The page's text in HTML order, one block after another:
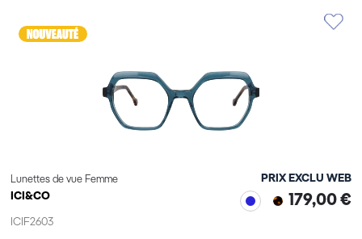
Lunettes de vue Femme
ICI&CO
ICIF2603
PRIX EXCLU WEB
179,00 €